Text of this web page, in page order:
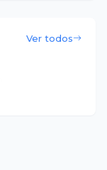
Ver todos